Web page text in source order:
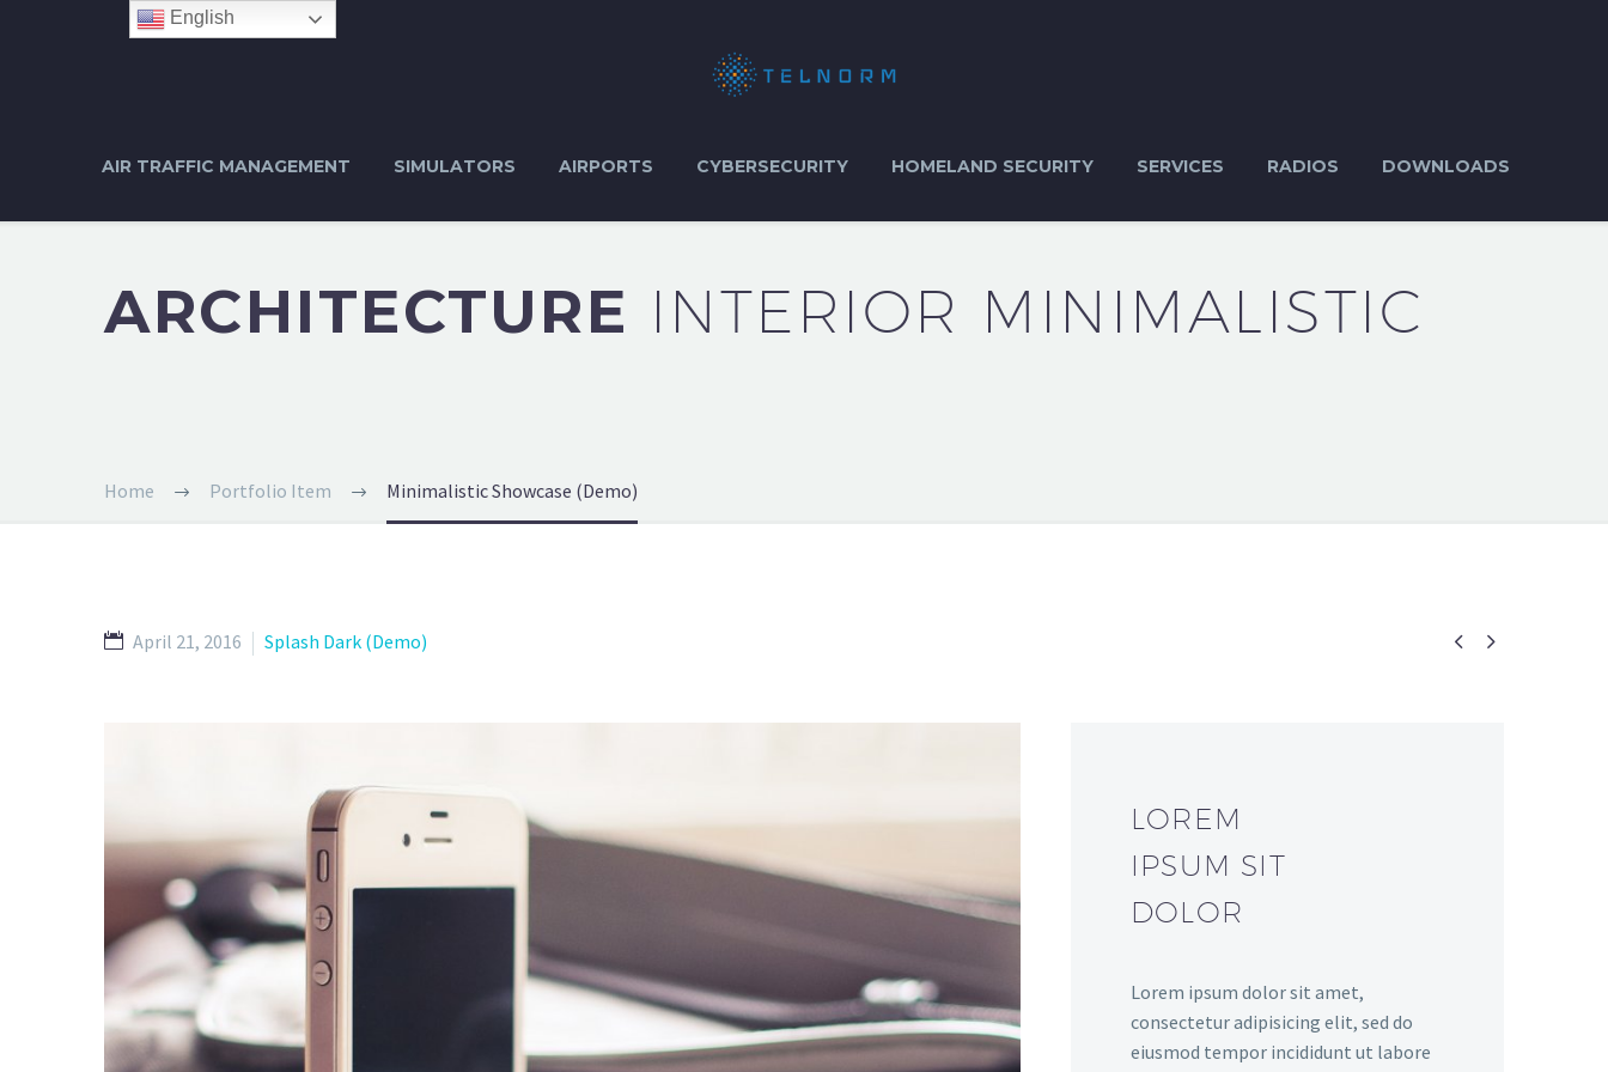
AIR TRAFFIC MANAGEMENT SIMULATORS AIRPORTS CYBERSECURITY HOMELAND SECURITY SERVICES RADIOS DOWNLOADS
ARCHITECTURE INTERIOR MINIMALISTIC
Home Portfolio Item Minimalistic Showcase (Demo)
 
April 21, 2016 Splash Dark (Demo)
LOREM
IPSUM SIT
DOLOR
Lorem ipsum dolor sit amet,
consectetur adipisicing elit, sed do
eiusmod tempor incididunt ut labore
English